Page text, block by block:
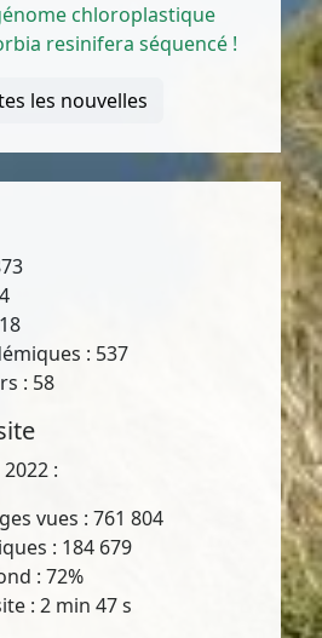
chloroplastique
resinifera séquencé !
les nouvelles
: 537
: 58
:
vues : 761 804
: 184 679
: 72%
: 2 min 47 s